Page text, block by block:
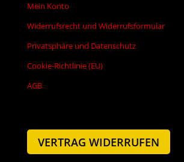
Mein Konto
Widerrufsrecht und Widerrufsformular
Privatsphäre und Datenschutz
Cookie-Richtlinie (EU)
AGB
VERTRAG WIDERRUFEN